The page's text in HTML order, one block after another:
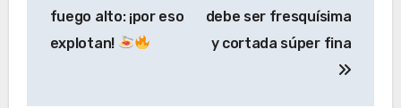
entradas
fuego alto: ¡por eso
explotan!
debe ser fresquísima
y cortada súper fina